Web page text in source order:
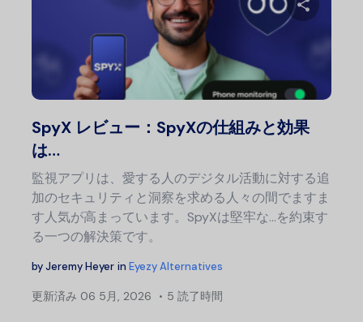
この
SpyX レビュー：SpyXの仕組みと効果
は…
監視アプリは、愛する人のデジタル活動に対する追
加のセキュリティと洞察を求める人々の間でますま
す人気が高まっています。SpyXは堅牢な…を約束す
る一つの解決策です。
byJeremy Heyer in Eyezy Alternatives
更新済み 06 5月, 2026 5 読了時間